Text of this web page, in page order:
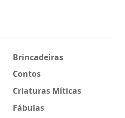
Brincadeiras
Contos
Criaturas Míticas
Fábulas